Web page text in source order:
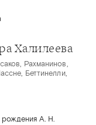
Халилеева
Рахманинов,
Беттинелли,